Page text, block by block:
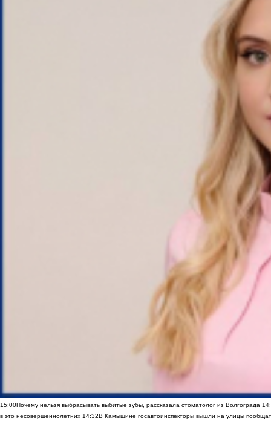
15:00Почему нельзя выбрасывать выбитые зубы, рассказала стоматолог из Волгограда
в это несовершеннолетних 14:32В Камышине госавтоинспекторы вышли на улицы